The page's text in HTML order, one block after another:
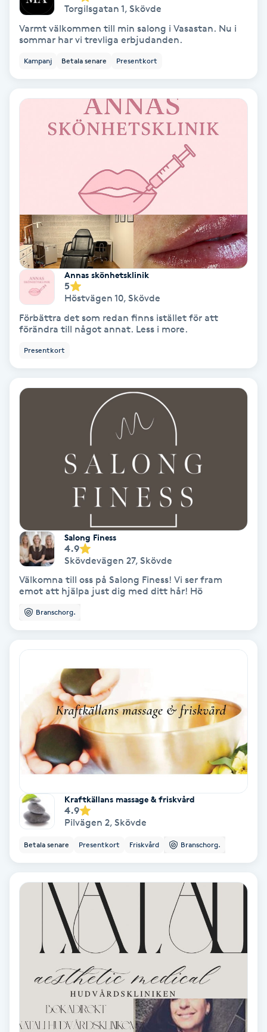
Färgning
Gel naglar
Gelenaglar
Gellack med förstärkning
Gravidmassage
Gravidyoga
Gruppträning
Gua Sha-massage
Hollywood Peel
Hot Stone Massage
Hot yoga
Hudföryngring
Huduppstramning
Hudvård
Hyaluronsyra
Hypnos
Hårborttagning
Hårbottenbehandling
Hårförlängning
Hårvård
Hälsprickor
Torgilsgatan 1, Skövde
Varmt välkommen till min salong i Vasastan. Nu i
sommar har vi trevliga erbjudanden.
Kampanj Betala senare Presentkort
Annas skönhetsklinik
5
Höstvägen 10, Skövde
Förbättra det som redan finns istället för att
förändra till något annat. Less i more.
Presentkort
Salong Finess
4.9
Skövdevägen 27, Skövde
Välkomna till oss på Salong Finess! Vi ser fram
emot att hjälpa just dig med ditt hår! Hö
Branschorg.
Kraftkällans massage & friskvård
4.9
Pilvägen 2, Skövde
Betala senare Presentkort Friskvård Branschorg.